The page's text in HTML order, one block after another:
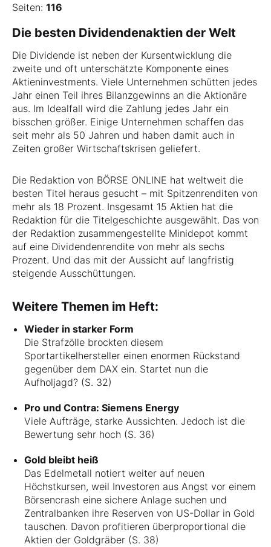
Seiten: 116
Die besten Dividendenaktien der Welt
Die Dividende ist neben der Kursentwicklung die
zweite und oft unterschätzte Komponente eines
Aktieninvestments. Viele Unternehmen schütten jedes
Jahr einen Teil ihres Bilanzgewinns an die Aktionäre
aus. Im Idealfall wird die Zahlung jedes Jahr ein
bisschen größer. Einige Unternehmen schaffen das
seit mehr als 50 Jahren und haben damit auch in
Zeiten großer Wirtschaftskrisen geliefert.
Die Redaktion von BÖRSE ONLINE hat weltweit die
besten Titel heraus gesucht – mit Spitzenrenditen von
mehr als 18 Prozent. Insgesamt 15 Aktien hat die
Redaktion für die Titelgeschichte ausgewählt. Das von
der Redaktion zusammengestellte Minidepot kommt
auf eine Dividendenrendite von mehr als sechs
Prozent. Und das mit der Aussicht auf langfristig
steigende Ausschüttungen.
Weitere Themen im Heft:
Wieder in starker Form
Die Strafzölle brockten diesem
Sportartikelhersteller einen enormen Rückstand
gegenüber dem DAX ein. Startet nun die
Aufholjagd? (S. 32)
Pro und Contra: Siemens Energy
Viele Aufträge, starke Aussichten. Jedoch ist die
Bewertung sehr hoch (S. 36)
Gold bleibt heiß
Das Edelmetall notiert weiter auf neuen
Höchstkursen, weil Investoren aus Angst vor einem
Börsencrash eine sichere Anlage suchen und
Zentralbanken ihre Reserven von US-Dollar in Gold
tauschen. Davon profitieren überproportional die
Aktien der Goldgräber (S. 38)